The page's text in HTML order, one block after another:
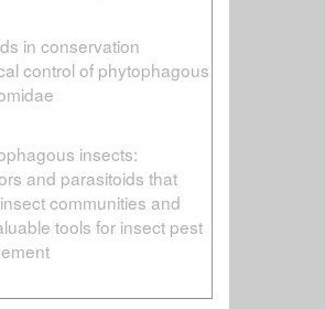
in conservation
control of phytophagous
insects:
and parasitoids that
communities and
tools for insect pest